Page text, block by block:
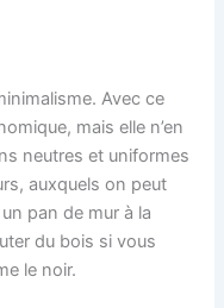
Avec ce
mais elle n’en
neutres et uniformes
auxquels on peut
pan de mur à la
du bois si vous
le noir.